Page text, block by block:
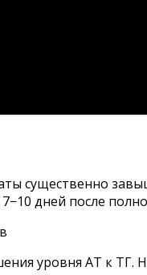
существенно
дней после
уровня АТ к ТГ.